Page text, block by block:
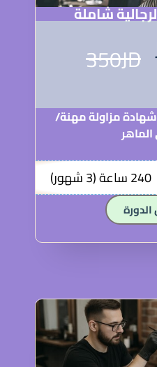
شاملة
350JD
مزاولة مهنة/
240 ساعة (3 شهور)